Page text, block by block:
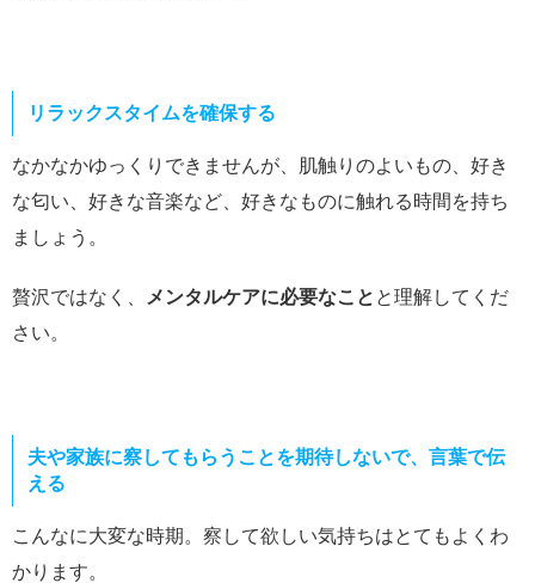
リラックスタイムを確保する
なかなかゆっくりできませんが、肌触りのよいもの、好き
な匂い、好きな音楽など、好きなものに触れる時間を持ち
ましょう。
贅沢ではなく、 メンタルケアに必要なこと と理解してくだ
さい。
夫や家族に察してもらうことを期待しないで、言葉で伝
える
こんなに大変な時期。察して欲しい気持ちはとてもよくわ
かります。